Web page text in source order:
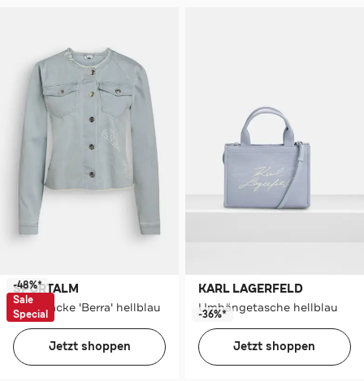
SPORTALM
Jeansjacke 'Berra' hellblau
-48%*
Sale
Special
Jetzt shoppen
KARL LAGERFELD
Umhängetasche hellblau
-36%*
Jetzt shoppen